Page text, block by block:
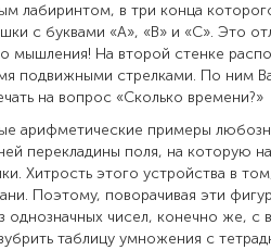
лабиринтом, в три конца
с буквами «A», «B» и «C». Это
мышления! На второй стенке
подвижными стрелками. По ним
на вопрос «Сколько времени?»
арифметические примеры
перекладины поля, на которую
Хитрость этого устройства в
Поэтому, поворачивая эти
однозначных чисел, конечно же,
таблицу умножения с